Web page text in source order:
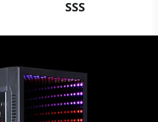
SSS